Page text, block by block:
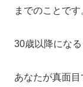
までのことです
30歳以降になる
あなたが真面